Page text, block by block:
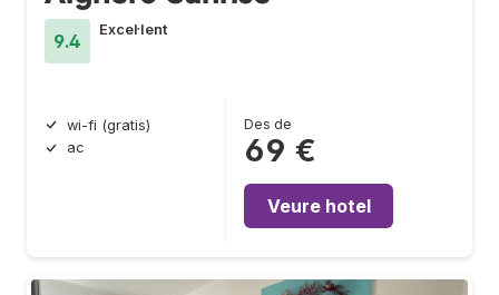
9.4
Excel·lent
wi-fi (gratis)
ac
Des de
69 €
Veure hotel